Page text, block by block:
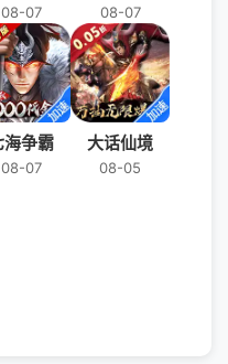
08-07 08-07
海争霸
08-07
大话仙境
08-05